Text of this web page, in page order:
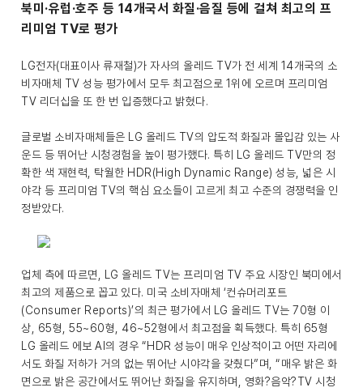
북미·유럽·호주 등 14개국서 화질·음질 등에 걸쳐 최고의 프
리미엄 TV로 평가
LG전자(대표이사 류재철)가 자사의 올레드 TV가 전 세계 14개국의 소
비자매체 TV 성능 평가에서 모두 최고점으로 1위에 오르며 프리미엄
TV 리더십을 또 한 번 입증했다고 밝혔다.
글로벌 소비자매체들은 LG 올레드 TV의 압도적 화질과 몰입감 있는 사
운드 등 뛰어난 시청경험을 높이 평가했다. 특히 LG 올레드 TV만의 정
확한 색 재현력, 탁월한 HDR(High Dynamic Range) 성능, 넓은 시
야각 등 프리미엄 TV의 핵심 요소들이 고르게 최고 수준의 경쟁력을 인
정받았다.
업체 측에 따르면, LG 올레드 TV는 프리미엄 TV 주요 시장인 북미에서
최고의 제품으로 꼽고 있다. 미국 소비자매체 ‘컨슈머리포트
(Consumer Reports)’의 최근 평가에서 LG 올레드 TV는 70형 이
상, 65형, 55~60형, 46~52형에서 최고점을 획득했다. 특히 65형
LG 올레드 에보 AI의 경우 “HDR 성능이 매우 인상적이고 어떤 자리에
서도 화질 저하가 거의 없는 뛰어난 시야각을 갖췄다”며, “매우 밝은 화
면으로 밝은 공간에서도 뛰어난 화질을 유지하며, 영화?음악?TV 시청